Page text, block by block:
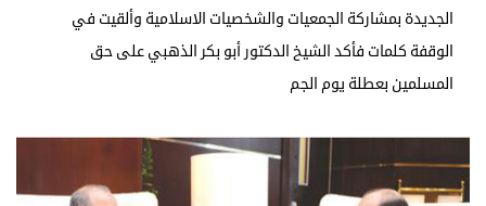
الجديدة بمشاركة الجمعيات والشخصيات الاسلامية وألقيت في
الوقفة كلمات فأكد الشيخ الدكتور أبو بكر الذهبي على حق
المسلمين بعطلة يوم الجم